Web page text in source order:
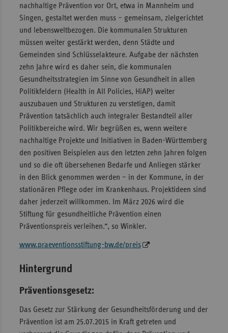
nachhaltige Prävention vor Ort, etwa in Mannheim und
Singen, gestaltet werden muss – gemeinsam, zielgerichtet
und lebensweltbezogen. Die kommunalen Strukturen
müssen weiter gestärkt werden, denn Städte und
Gemeinden sind Schlüsselakteure. Aufgabe der nächsten
zehn Jahre wird es daher sein, die kommunalen
Gesundheitsstrategien im Sinne von Gesundheit in allen
Politikfeldern (Health in All Policies, HiAP) weiter
auszubauen und Strukturen zu verstetigen, damit
Prävention tatsächlich auch integraler Bestandteil aller
Politikbereiche wird. Wir begrüßen es, wenn weitere
nachhaltige Projekte und Initiativen in Baden-Württemberg
den positiven Beispielen aus den letzten zehn Jahren folgen
und so die oft übersehenen Bedarfe und Anliegen stärker
in den Blick genommen werden – in der Kommune, in der
stationären Pflege oder im Krankenhaus. Projektideen sind
daher jederzeit willkommen. Im März 2026 wird die
Stiftung für gesundheitliche Prävention einen
Präventionspreis verleihen.“, so Winkler.
www.praeventionsstiftung-bw.de/preis
Hintergrund
Präventionsgesetz:
Das Gesetz zur Stärkung der Gesundheitsförderung und der
Prävention ist am 25.07.2015 in Kraft getreten und